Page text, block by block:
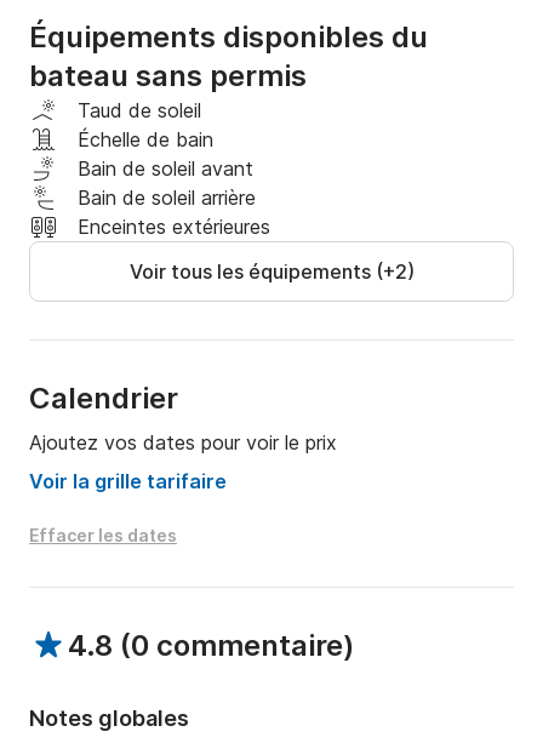
auvent, chaîne stéréo, compartiment glacière.
Propulsé par des moteurs hors-bord de dernière
génération qui permettent une faible consommation
et un accès aux baies enchanteresses de la zone
marine protégée d'Infreschi et Masseta.
Équipements disponibles du
bateau sans permis
Taud de soleil
Échelle de bain
Bain de soleil avant
Bain de soleil arrière
Enceintes extérieures
Voir tous les équipements (+2)
Calendrier
Ajoutez vos dates pour voir le prix
Voir la grille tarifaire
Effacer les dates
4.8 (0 commentaire)
Notes globales